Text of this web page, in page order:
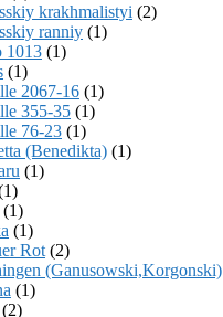
krakhmalistyi (2)
ranniy (1)
1013 (1)
(1)
2067-16 (1)
355-35 (1)
76-23 (1)
(Benedikta) (1)
(1)
(1)
(1)
Rot (2)
(Ganusowski,Korgonski)
(1)
(2)